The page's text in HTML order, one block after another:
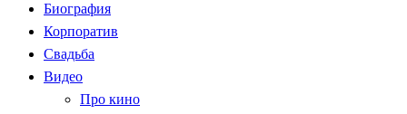
Биография
Корпоратив
Свадьба
Видео
Про кино